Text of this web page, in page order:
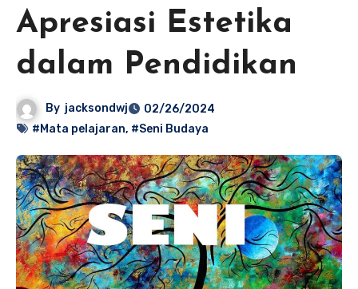
Apresiasi Estetika
dalam Pendidikan
By jacksondwj
02/26/2024
#Mata pelajaran, #Seni Budaya